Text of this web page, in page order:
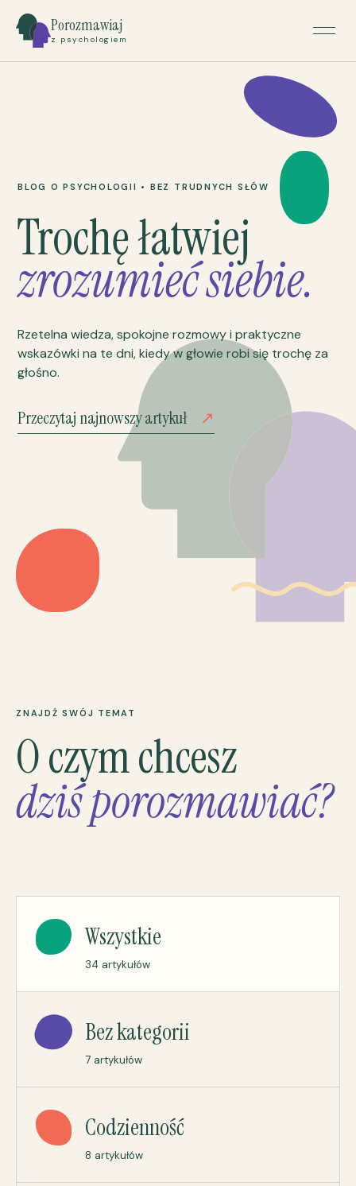
Porozmawiaj
z psychologiem
BLOG O PSYCHOLOGII • BEZ TRUDNYCH SŁÓW
Trochę łatwiej
zrozumieć siebie.
Rzetelna wiedza, spokojne rozmowy i praktyczne
wskazówki na te dni, kiedy w głowie robi się trochę za
głośno.
Przeczytaj najnowszy artykuł ↗
ZNAJDŹ SWÓJ TEMAT
O czym chcesz
dziś porozmawiać?
Wszystkie
34 artykułów
Bez kategorii
7 artykułów
Codzienność
8 artykułów